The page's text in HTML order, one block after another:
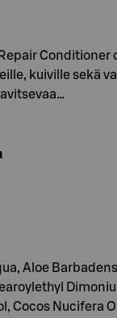
Conditioner
kuiville sekä
Aloe
Cocos Nucifera